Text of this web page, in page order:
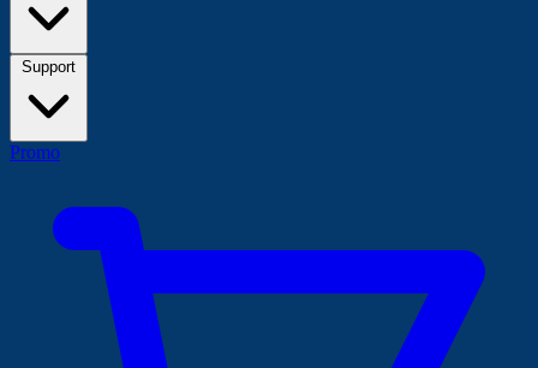
Support
Promo